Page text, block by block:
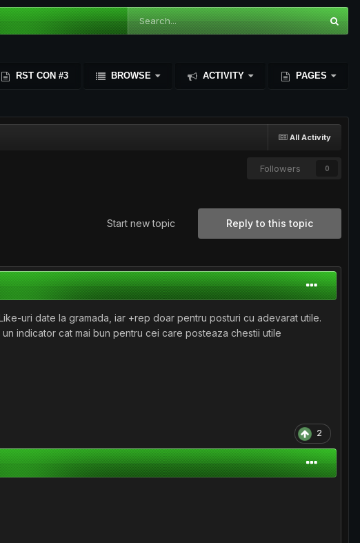
RST CON #3 BROWSE ACTIVITY PAGES
All Activity
Followers 0
Reply to this topic
Start new topic
uri date la gramada, iar +rep doar pentru posturi cu adevarat utile.
indicator cat mai bun pentru cei care posteaza chestii utile
2